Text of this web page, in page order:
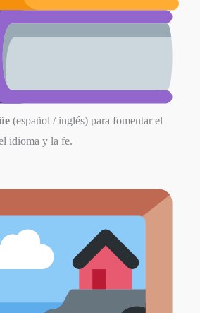
(español / inglés) para fomentar el
idioma y la fe.